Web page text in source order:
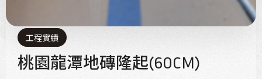
工程實績
桃園龍潭地磚隆起(60CM)